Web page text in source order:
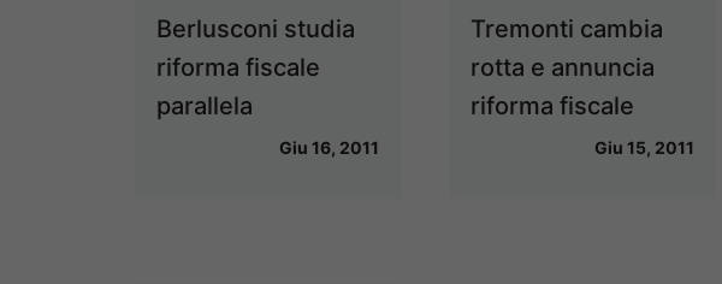
Berlusconi studia
riforma fiscale
parallela
Giu 16, 2011
Tremonti cambia
rotta e annuncia
riforma fiscale
Giu 15, 2011